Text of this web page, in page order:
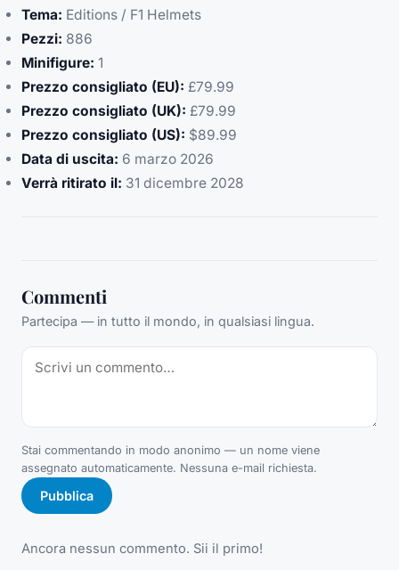
Tema: Editions / F1 Helmets
Pezzi: 886
Minifigure: 1
Prezzo consigliato (EU): £79.99
Prezzo consigliato (UK): £79.99
Prezzo consigliato (US): $89.99
Data di uscita: 6 marzo 2026
Verrà ritirato il: 31 dicembre 2028
Commenti
Partecipa — in tutto il mondo, in qualsiasi lingua.
Stai commentando in modo anonimo — un nome viene
assegnato automaticamente. Nessuna e-mail richiesta.
Pubblica
Ancora nessun commento. Sii il primo!